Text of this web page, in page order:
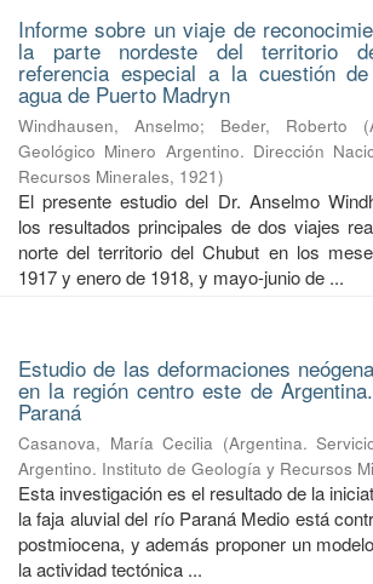
Informe sobre un viaje de
la parte nordeste del territorio
referencia especial a la cuestión
agua de Puerto Madryn
Windhausen, Anselmo; Beder, Roberto (
Geológico Minero Argentino. Dirección
Recursos Minerales, 1921)
El presente estudio del Dr. Anselmo
los resultados principales de dos viajes
norte del territorio del Chubut en los
1917 y enero de 1918, y mayo-junio de ...
Estudio de las deformaciones
en la región centro este de
Paraná
Casanova, María Cecilia (Argentina.
Argentino. Instituto de Geología y Recursos
Esta investigación es el resultado de la
la faja aluvial del río Paraná Medio está
postmiocena, y además proponer un
la actividad tectónica ...